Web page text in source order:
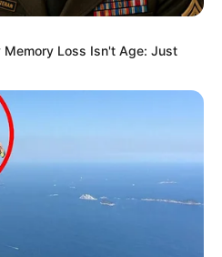
il exploser
du spectacle a
raisons
la
un coup de fil au
. Il vient voir Luna : elle et
comme prévu. Alexis dit
là pour la représentation
Loss Isn't Age: Just